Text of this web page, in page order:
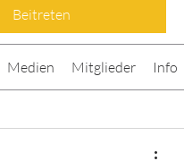
Beitreten
Medien Mitglieder Info